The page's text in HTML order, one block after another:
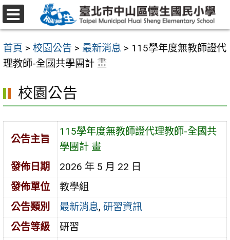
跳
至
要
內
區
首頁 > 校園公告 > 最新消息 > 115學年度無教師證代
理教師-全國共學團計 畫
校園公告
公告主旨
115學年度無教師證代理教師-全國共
學團計 畫
發佈日期
2026 年 5 月 22 日
發佈單位
教學組
公告類別
最新消息,研習資訊
公告等級
研習
選
單